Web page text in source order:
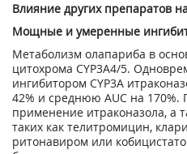
Влияние других препаратов
Мощные и умеренные
Метаболизм олапариба в
цитохрома CYP3A4/5.
ингибитором CYP3A
42% и среднюю AUC на 170%.
применение итраконазола, а
таких как телитромицин,
ритонавиром или